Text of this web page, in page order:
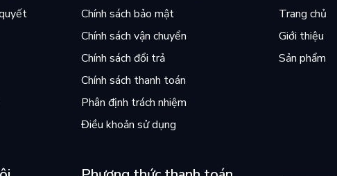
Chính sách bảo mật
Chính sách vận chuyển
Chính sách đổi trả
Chính sách thanh toán
Phân định trách nhiệm
Điều khoản sử dụng
Trang chủ
Giới thiệu
Sản phẩm